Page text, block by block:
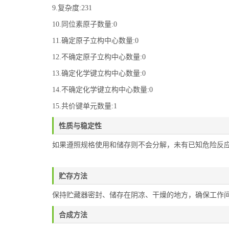
9.复杂度:231
10.同位素原子数量:0
11.确定原子立构中心数量:0
12.不确定原子立构中心数量:0
13.确定化学键立构中心数量:0
14.不确定化学键立构中心数量:0
15.共价键单元数量:1
性质与稳定性
如果遵照规格使用和储存则不会分解，未有已知危险反
贮存方法
保持贮藏器密封、储存在阴凉、干燥的地方，确保工作
合成方法